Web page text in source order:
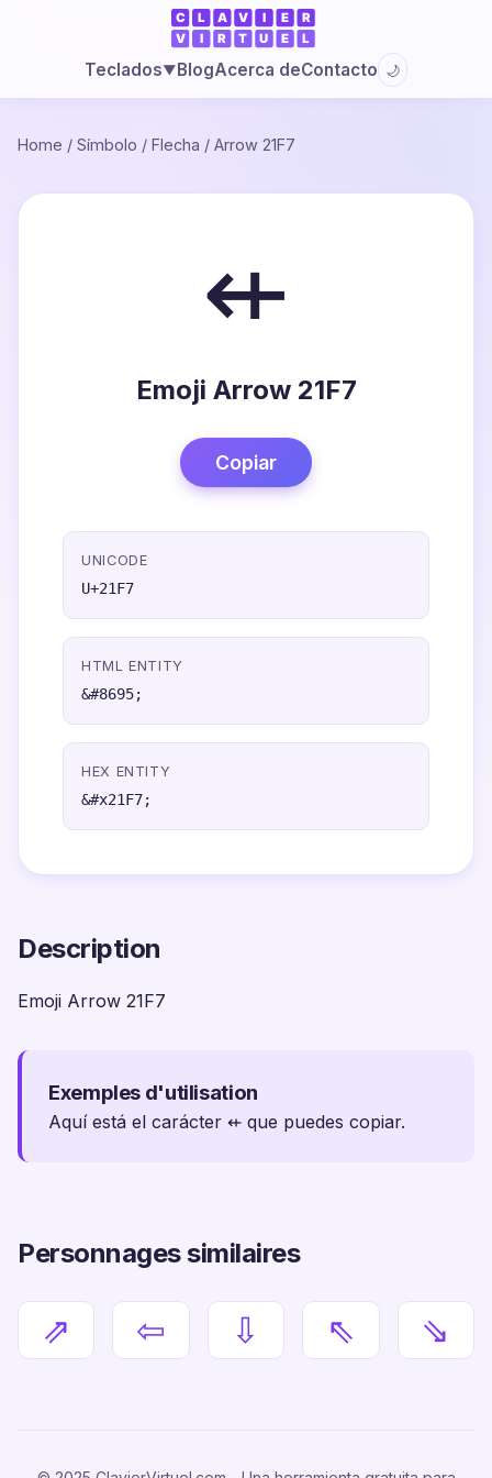
Teclados▼BlogAcerca deContacto 🌙
Home / Símbolo / Flecha / Arrow 21F7
⇷
Emoji Arrow 21F7
Copiar
UNICODE
U+21F7
HTML ENTITY
&#8695;
HEX ENTITY
&#x21F7;
Description
Emoji Arrow 21F7
Exemples d'utilisation
Aquí está el carácter ⇷ que puedes copiar.
Personnages similaires
⇗ ⇦ ⇩ ⇖ ⇘